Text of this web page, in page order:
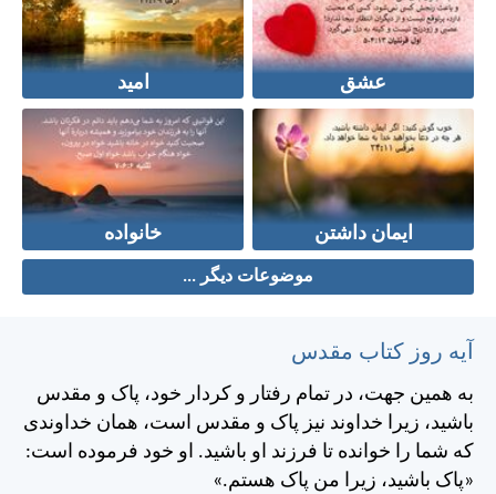
عشق امید
ایمان داشتن خانواده
موضوعات دیگر ...
آیه روز کتاب مقدس
به همين جهت، در تمام رفتار و كردار خود، پاک و مقدس
باشيد، زيرا خداوند نيز پاک و مقدس است، همان خداوندی
كه شما را خوانده تا فرزند او باشيد. او خود فرموده است:
«پاک باشيد، زيرا من پاک هستم.»